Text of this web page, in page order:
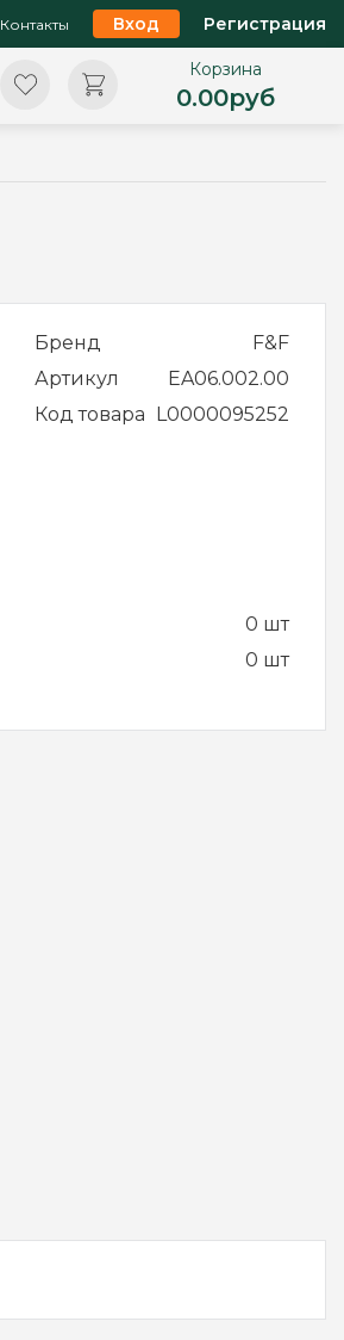
Контакты Вход Регистрация
Корзина
0.00руб
Бренд
F&F
Артикул
EA06.002.00
Код товара L0000095252
0 шт
0 шт